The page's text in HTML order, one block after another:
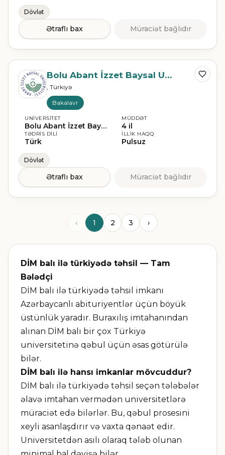
Dövlət
Ətraflı bax Müraciət bağlıdır
Bolu Abant İzzet Baysal Universiteti
, Türkiyə
Bakalavr
UNIVERSITET
Bolu Abant İzzet Baysal Universiteti
TƏDRIS DILI
Türk
MÜDDƏT
4 il
İLLIK HAQQ
Pulsuz
Dövlət
Ətraflı bax Müraciət bağlıdır
‹ 1 2 3 ›
DİM balı ilə türkiyədə təhsil — Tam
Bələdçi
DİM balı ilə türkiyədə təhsil imkanı
Azərbaycanlı abituriyentlər üçün böyük
üstünlük yaradır. Buraxılış imtahanından
alınan DİM balı bir çox Türkiyə
universitetinə qəbul üçün əsas götürülə
bilər.
DİM balı ilə hansı imkanlar mövcuddur?
DİM balı ilə türkiyədə təhsil seçən tələbələr
əlavə imtahan vermədən universitetlərə
müraciət edə bilərlər. Bu, qəbul prosesini
xeyli asanlaşdırır və vaxta qənaət edir.
Universitetdən asılı olaraq tələb olunan